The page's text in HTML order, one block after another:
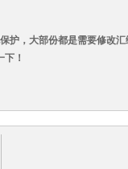
护，大部份都是需要修改
！